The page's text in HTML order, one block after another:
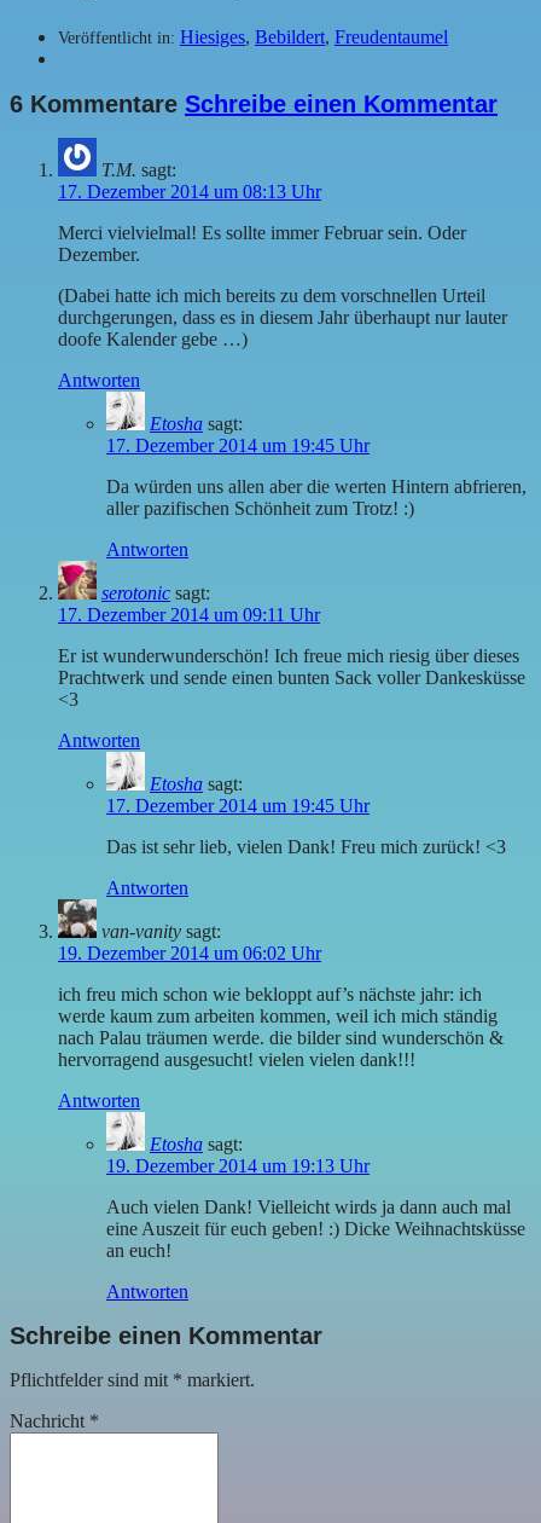
Veröffentlicht in: Hiesiges, Bebildert, Freudentaumel
6 Kommentare Schreibe einen Kommentar
T.M. sagt:
17. Dezember 2014 um 08:13 Uhr
Merci vielvielmal! Es sollte immer Februar sein. Oder
Dezember.
(Dabei hatte ich mich bereits zu dem vorschnellen Urteil
durchgerungen, dass es in diesem Jahr überhaupt nur lauter
doofe Kalender gebe …)
Antworten
Etosha sagt:
17. Dezember 2014 um 19:45 Uhr
Da würden uns allen aber die werten Hintern abfrieren,
aller pazifischen Schönheit zum Trotz! :)
Antworten
serotonic sagt:
17. Dezember 2014 um 09:11 Uhr
Er ist wunderwunderschön! Ich freue mich riesig über dieses
Prachtwerk und sende einen bunten Sack voller Dankesküsse
<3
Antworten
Etosha sagt:
17. Dezember 2014 um 19:45 Uhr
Das ist sehr lieb, vielen Dank! Freu mich zurück! <3
Antworten
van-vanity sagt:
19. Dezember 2014 um 06:02 Uhr
ich freu mich schon wie bekloppt auf’s nächste jahr: ich
werde kaum zum arbeiten kommen, weil ich mich ständig
nach Palau träumen werde. die bilder sind wunderschön &
hervorragend ausgesucht! vielen vielen dank!!!
Antworten
Etosha sagt:
19. Dezember 2014 um 19:13 Uhr
Auch vielen Dank! Vielleicht wirds ja dann auch mal
eine Auszeit für euch geben! :) Dicke Weihnachtsküsse
an euch!
Antworten
Schreibe einen Kommentar
Pflichtfelder sind mit * markiert.
Nachricht *